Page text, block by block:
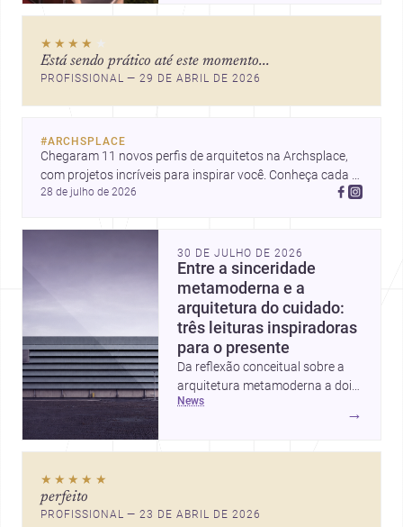
mercado interessante para quem
quer construir, reformar ou
★★★★ ★
Está sendo prático até este momento...
PROFISSIONAL — 29 DE ABRIL DE 2026
#ARCHSPLACE
Chegaram 11 novos perfis de arquitetos na Archsplace,
com projetos incríveis para inspirar você. Conheça cada
perfil e descubra novas ideias para seus próximos
28 de julho de 2026
30 DE JULHO DE 2026
Entre a sinceridade
metamoderna e a
arquitetura do cuidado:
três leituras inspiradoras
para o presente
Da reflexão conceitual sobre a
arquitetura metamoderna a dois
projetos que colocam escala
humana, bem-estar e experiência
pensar forma, uso e emoção
news
→
★★★★★
perfeito
PROFISSIONAL — 23 DE ABRIL DE 2026